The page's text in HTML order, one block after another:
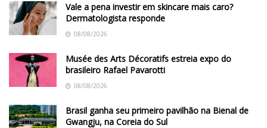
Vale a pena investir em skincare mais caro?
Dermatologista responde
08/08/2026
Musée des Arts Décoratifs estreia expo do
brasileiro Rafael Pavarotti
08/08/2026
Brasil ganha seu primeiro pavilhão na Bienal de
Gwangju, na Coreia do Sul